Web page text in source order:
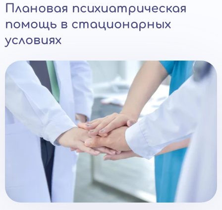
Плановая психиатрическая
помощь в стационарных
условиях